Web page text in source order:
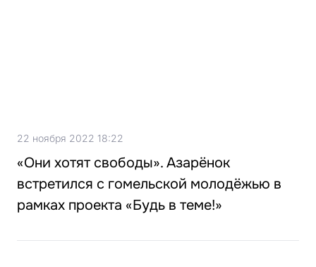
22 ноября 2022 18:22
«Они хотят свободы». Азарёнок
встретился с гомельской молодёжью в
рамках проекта «Будь в теме!»